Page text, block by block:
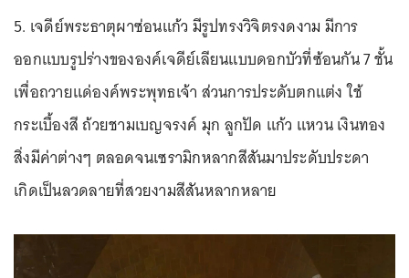
5. เจดีย์พระธาตุผาซ่อนแก้ว มีรูปทรงวิจิตรงดงาม มีการ
ออกแบบรูปร่างขององค์เจดีย์เลียนแบบดอกบัวที่ซ้อนกัน 7 ชั้น
เพื่อถวายแด่องค์พระพุทธเจ้า ส่วนการประดับตกแต่ง ใช้
กระเบื้องสี ถ้วยชามเบญจรงค์ มุก ลูกปัด แก้ว แหวน เงินทอง
สิ่งมีค่าต่างๆ ตลอดจนเซรามิกหลากสีสันมาประดับประดา
เกิดเป็นลวดลายที่สวยงามสีสันหลากหลาย